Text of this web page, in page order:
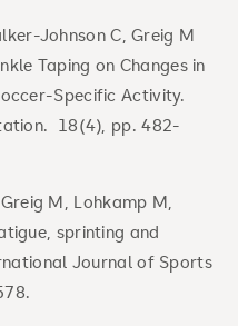
Johnson C, Greig M
Taping on Changes in
Specific Activity.
18(4), pp. 482-
M, Lohkamp M,
sprinting and
Journal of Sports